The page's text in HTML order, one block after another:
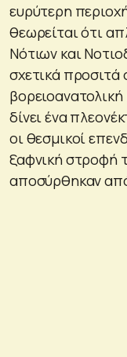
ευρύτερη
θεωρείται ότι
Νότιων και
σχετικά προσιτά
δίνει ένα
οι θεσμικοί
ξαφνική στροφή
αποσύρθηκαν